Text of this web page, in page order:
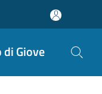
di Giove